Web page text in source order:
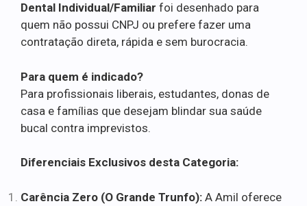
Dental Individual/Familiar foi desenhado para
quem não possui CNPJ ou prefere fazer uma
contratação direta, rápida e sem burocracia.
Para quem é indicado?
Para profissionais liberais, estudantes, donas de
casa e famílias que desejam blindar sua saúde
bucal contra imprevistos.
Diferenciais Exclusivos desta Categoria:
Carência Zero (O Grande Trunfo): A Amil oferece